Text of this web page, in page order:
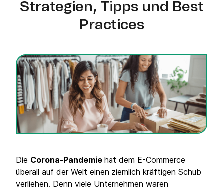
Strategien, Tipps und Best
Practices
Die Corona-Pandemie hat dem E-Commerce
überall auf der Welt einen ziemlich kräftigen Schub
verliehen. Denn viele Unternehmen waren